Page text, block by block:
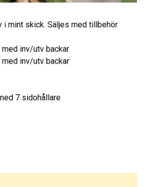
i mint skick. Säljes med tillbehör
inv/utv backar
inv/utv backar
7 sidohållare